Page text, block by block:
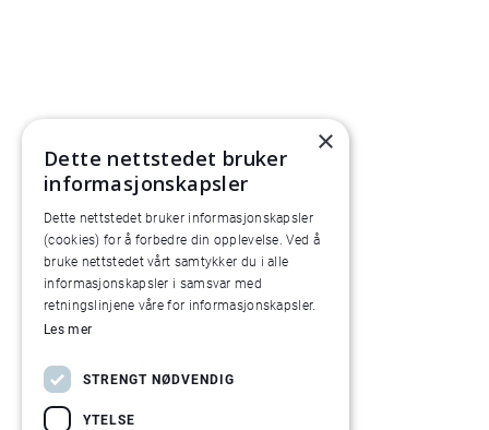
×
Dette nettstedet bruker
informasjonskapsler
Dette nettstedet bruker informasjonskapsler
(cookies) for å forbedre din opplevelse. Ved å
bruke nettstedet vårt samtykker du i alle
informasjonskapsler i samsvar med
retningslinjene våre for informasjonskapsler.
Les mer
STRENGT NØDVENDIG
YTELSE